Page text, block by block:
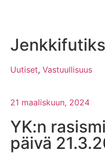
Uutiset, Vastuullisuus
21 maaliskuun, 2024
YK:n
päivä